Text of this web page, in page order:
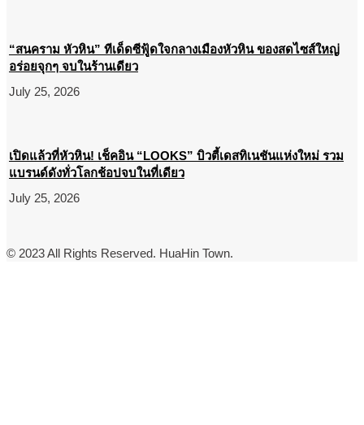
“สนคราม หัวหิน” ทีเด็ดซีฟู้ดใจกลางเมืองหัวหิน ของสดไซส์ใหญ่
อร่อยจุกๆ จบในร้านเดียว
July 25, 2026
เปิดแล้วที่หัวหิน! เช็คอิน “LOOKS” บิวตี้เดสทิเนชันแห่งใหม่ รวม
แบรนด์ดังทั่วโลกช้อปจบในที่เดียว
July 25, 2026
© 2023 All Rights Reserved. HuaHin Town.